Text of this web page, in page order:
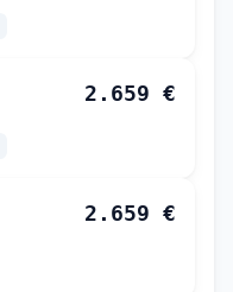
2.659 €
2.659 €